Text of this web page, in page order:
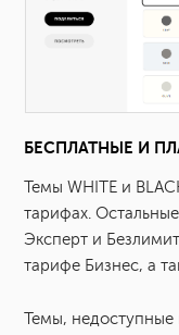
БЕСПЛАТНЫЕ И
Темы WHITE и
тарифах.
Эксперт и
тарифе Бизнес, а
Темы,